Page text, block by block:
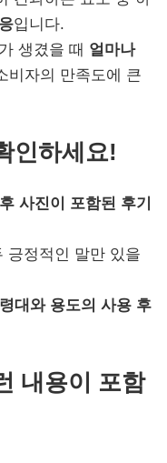
입니다.
생겼을 때 얼마나
비자의 만족도에 큰
인하세요!
사진이 포함된 후기
긍정적인 말만 있을
대와 용도의 사용 후
내용이 포함